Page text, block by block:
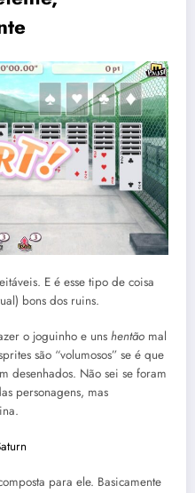
E é esse tipo de coisa
bons dos ruins.
o joguinho e uns hentão mal
são “volumosos” se é que
desenhados. Não sei se foram
personagens, mas
para ele. Basicamente